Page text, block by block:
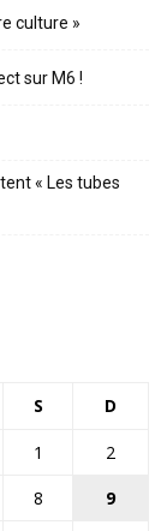
culture »
sur M6 !
« Les tubes
S D
1
2
8
9